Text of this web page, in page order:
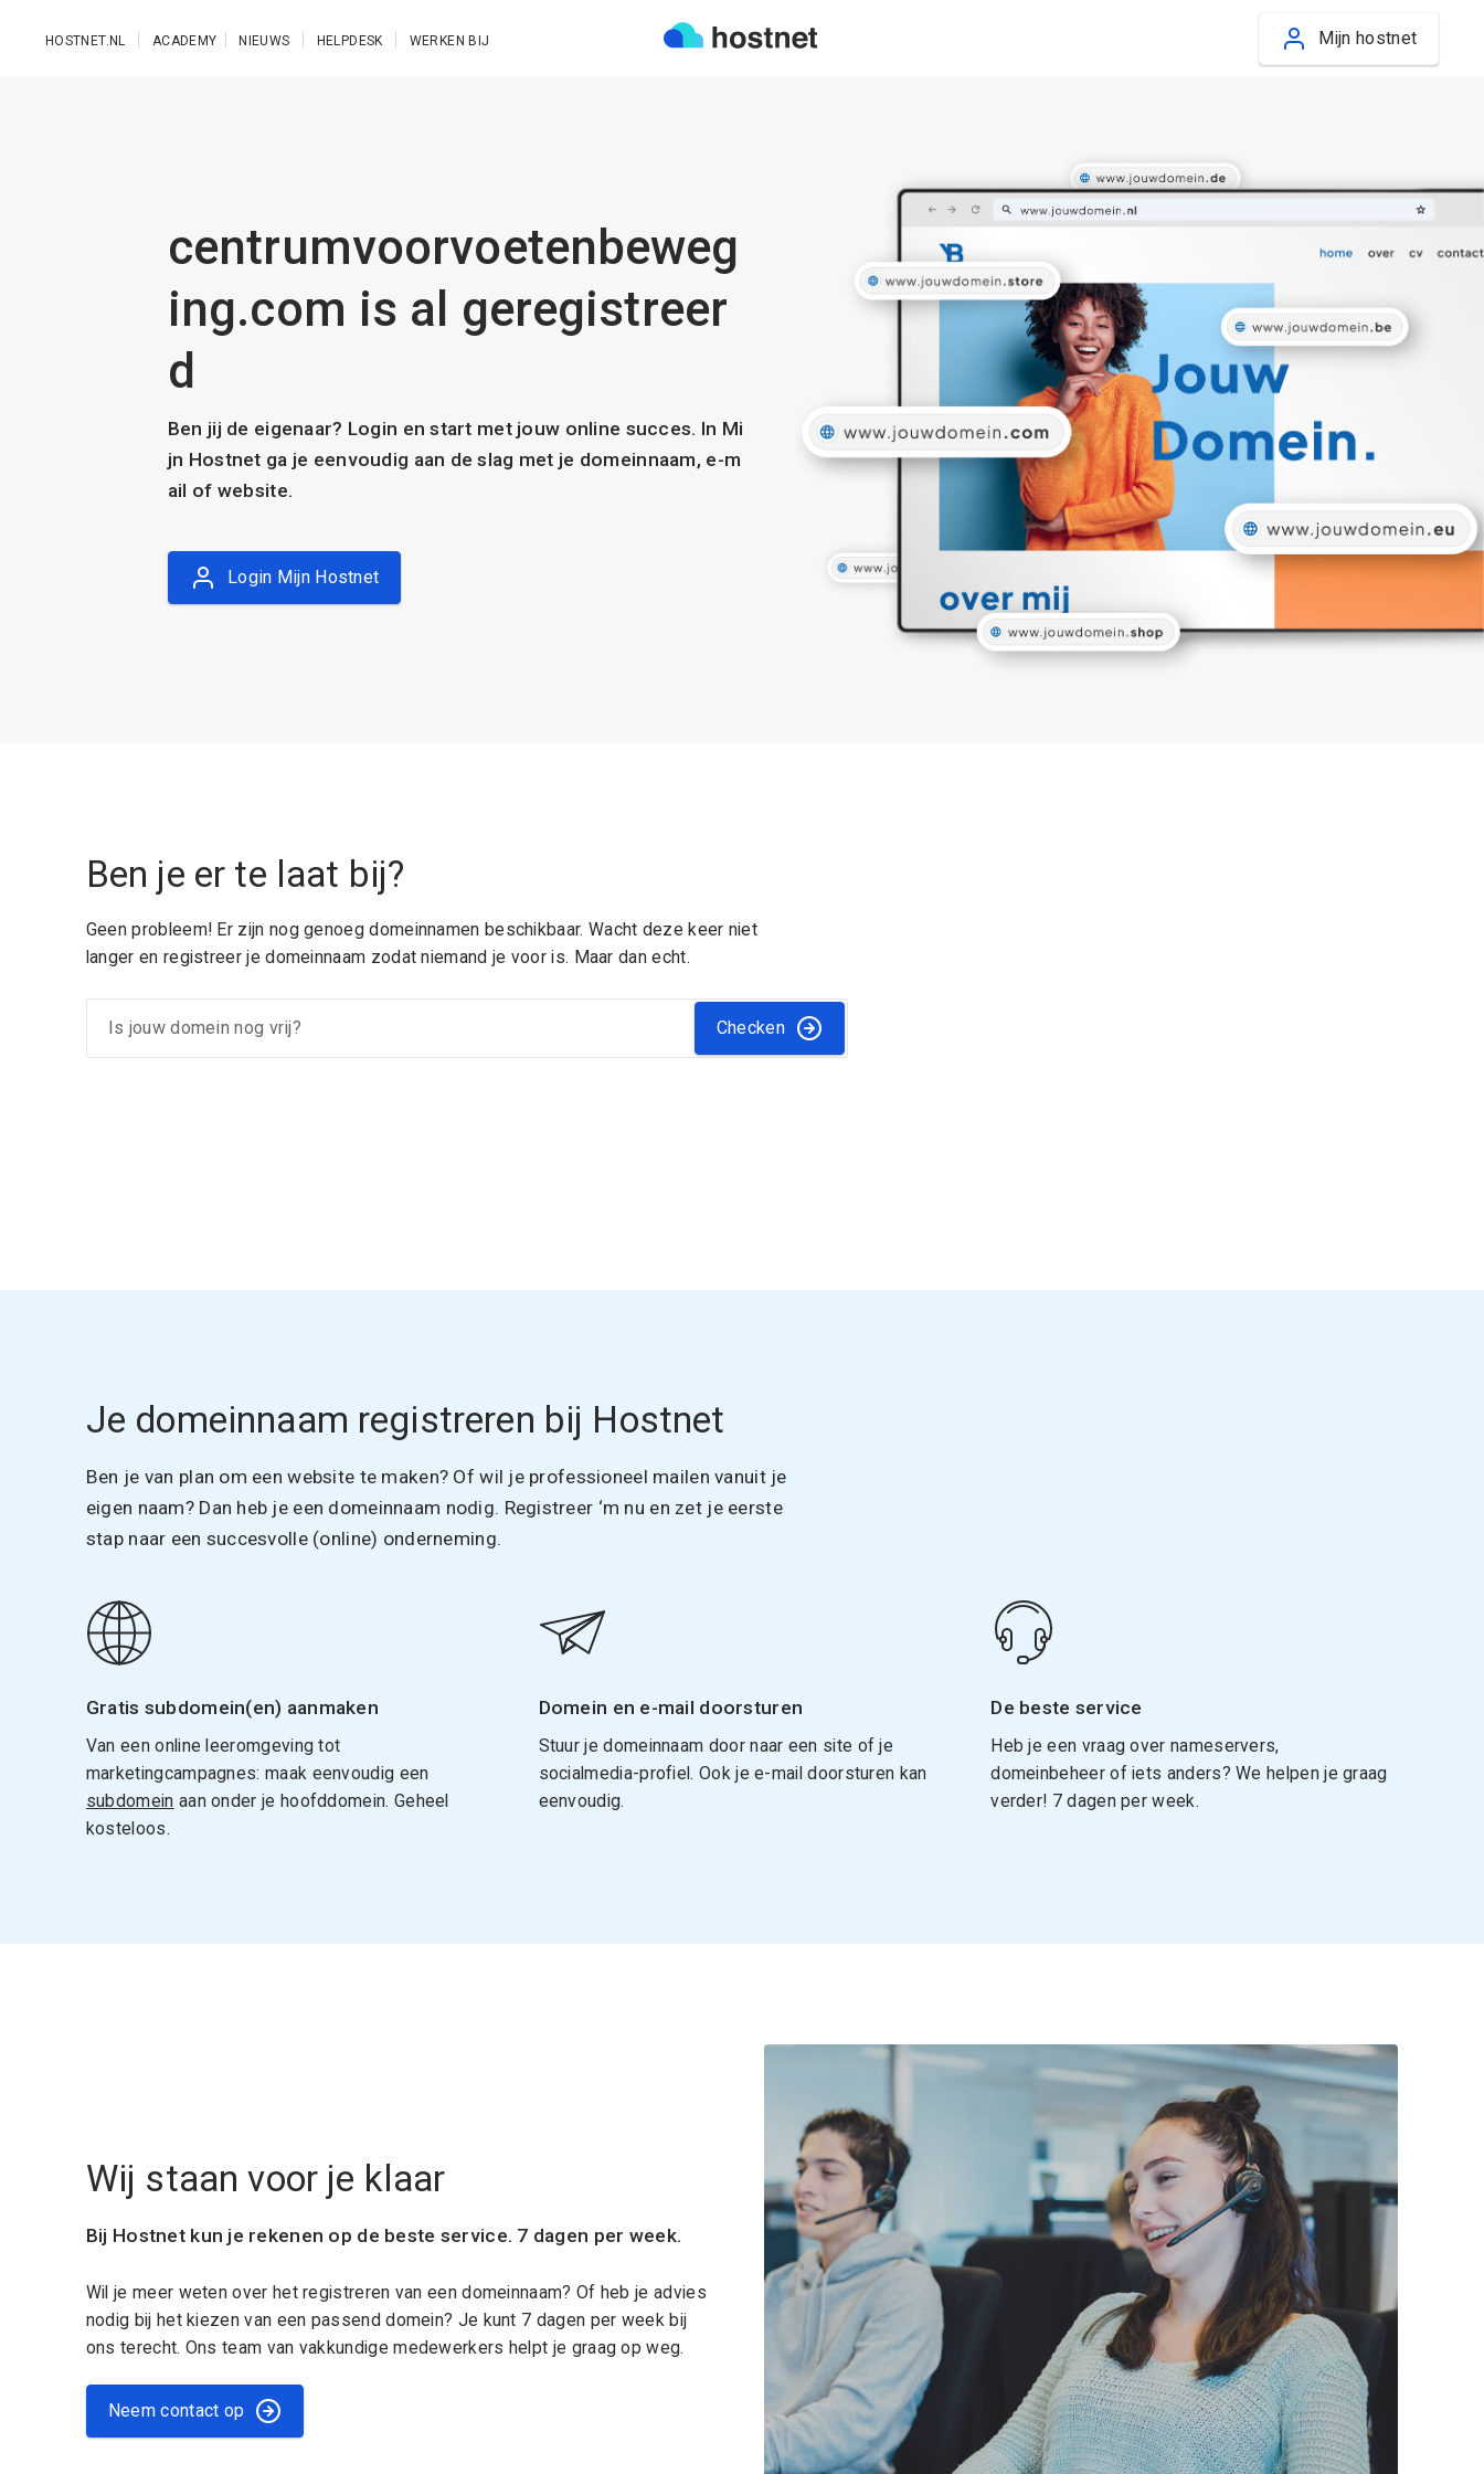
HOSTNET.NL ACADEMY NIEUWS HELPDESK WERKEN BIJ Mijn hostnet
centrumvoorvoetenbeweg
ing.com is al geregistreer
d
Ben jij de eigenaar? Login en start met jouw online succes. In Mi
jn Hostnet ga je eenvoudig aan de slag met je domeinnaam, e-m
ail of website.
Login Mijn Hostnet
Ben je er te laat bij?
Geen probleem! Er zijn nog genoeg domeinnamen beschikbaar. Wacht deze keer niet
langer en registreer je domeinnaam zodat niemand je voor is. Maar dan echt.
Checken
Je domeinnaam registreren bij Hostnet
Ben je van plan om een website te maken? Of wil je professioneel mailen vanuit je
eigen naam? Dan heb je een domeinnaam nodig. Registreer ‘m nu en zet je eerste
stap naar een succesvolle (online) onderneming.
Gratis subdomein(en) aanmaken
Van een online leeromgeving tot
marketingcampagnes: maak eenvoudig een
subdomein aan onder je hoofddomein. Geheel
kosteloos.
Domein en e-mail doorsturen
Stuur je domeinnaam door naar een site of je
socialmedia-profiel. Ook je e-mail doorsturen kan
eenvoudig.
De beste service
Heb je een vraag over nameservers,
domeinbeheer of iets anders? We helpen je graag
verder! 7 dagen per week.
Wij staan voor je klaar
Bij Hostnet kun je rekenen op de beste service. 7 dagen per week.
Wil je meer weten over het registreren van een domeinnaam? Of heb je advies
nodig bij het kiezen van een passend domein? Je kunt 7 dagen per week bij
ons terecht. Ons team van vakkundige medewerkers helpt je graag op weg.
Neem contact op